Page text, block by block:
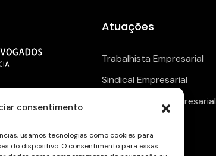
consentimento
usamos tecnologias como cookies para
do dispositivo. O consentimento para essas
Atuações
Trabalhista Empresarial
Sindical Empresarial
Previdenciario Empresarial